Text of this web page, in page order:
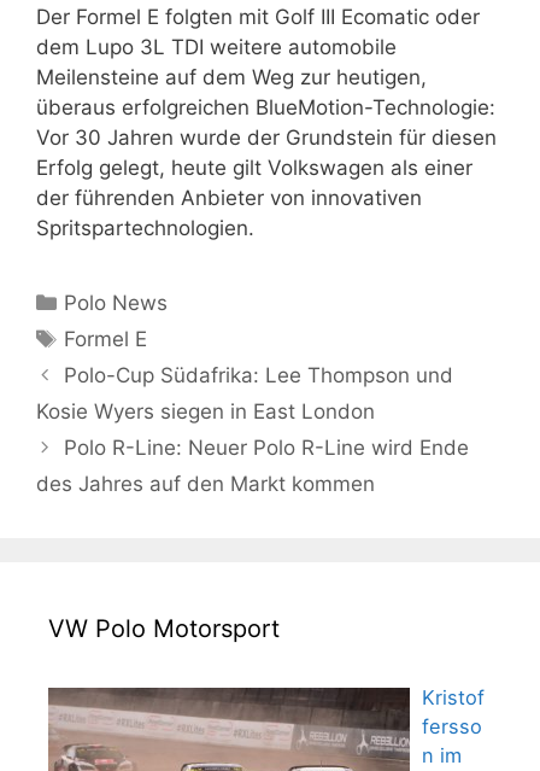
Der Formel E folgten mit Golf III Ecomatic oder
dem Lupo 3L TDI weitere automobile
Meilensteine auf dem Weg zur heutigen,
überaus erfolgreichen BlueMotion-Technologie:
Vor 30 Jahren wurde der Grundstein für diesen
Erfolg gelegt, heute gilt Volkswagen als einer
der führenden Anbieter von innovativen
Spritspartechnologien.
Kategorien
Polo News
Schlagwörter
Formel E
Polo-Cup Südafrika: Lee Thompson und
Kosie Wyers siegen in East London
Polo R-Line: Neuer Polo R-Line wird Ende
des Jahres auf den Markt kommen
VW Polo Motorsport
Kristof
fersso
n im